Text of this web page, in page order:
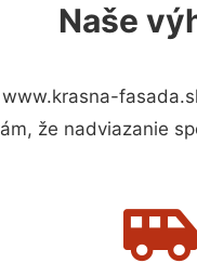
Naše
že nadviazanie